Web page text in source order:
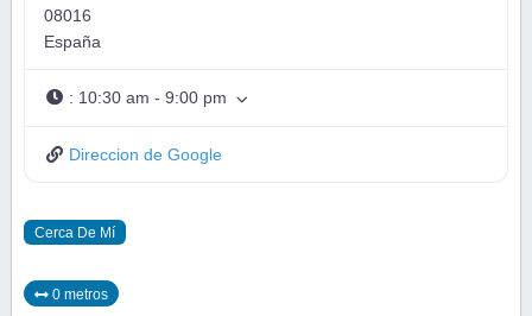
08016
España
: 10:30 am - 9:00 pm
Direccion de Google
Cerca De Mí
0 metros